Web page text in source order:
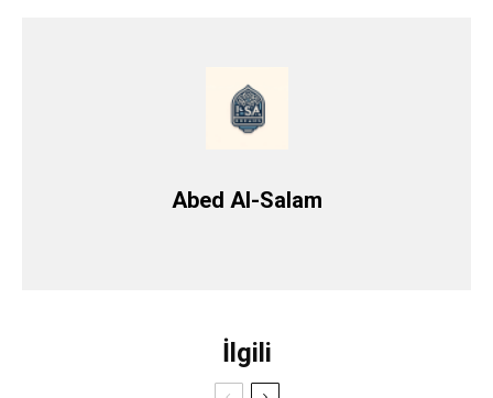
Abed Al-Salam
İlgili